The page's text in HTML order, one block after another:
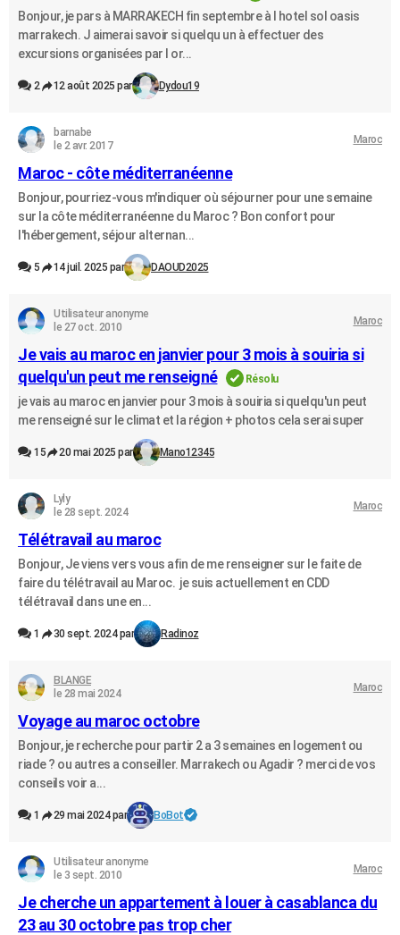
Bonjour, je pars à MARRAKECH fin septembre à l hotel sol oasis
marrakech. J aimerai savoir si quelqu un à effectuer des
excursions organisées par l or...
2 12 août 2025 par Dydou19
barnabe
le 2 avr. 2017
Maroc
Maroc - côte méditerranéenne
Bonjour, pourriez-vous m'indiquer où séjourner pour une semaine
sur la côte méditerranéenne du Maroc ? Bon confort pour
l'hébergement, séjour alternan...
5 14 juil. 2025 par DAOUD2025
Utilisateur anonyme
le 27 oct. 2010
Maroc
Je vais au maroc en janvier pour 3 mois à souiria si
quelqu'un peut me renseigné
Résolu
je vais au maroc en janvier pour 3 mois à souiria si quelqu'un peut
me renseigné sur le climat et la région + photos cela serai super
15 20 mai 2025 par Mano12345
Lyly
le 28 sept. 2024
Maroc
Télétravail au maroc
Bonjour, Je viens vers vous afin de me renseigner sur le faite de
faire du télétravail au Maroc. je suis actuellement en CDD
télétravail dans une en...
1 30 sept. 2024 par Radinoz
BLANGE
le 28 mai 2024
Maroc
Voyage au maroc octobre
Bonjour, je recherche pour partir 2 a 3 semaines en logement ou
riade ? ou autres a conseiller. Marrakech ou Agadir ? merci de vos
conseils voir a...
1 29 mai 2024 par BoBot
Utilisateur anonyme
le 3 sept. 2010
Maroc
Je cherche un appartement à louer à casablanca du
23 au 30 octobre pas trop cher